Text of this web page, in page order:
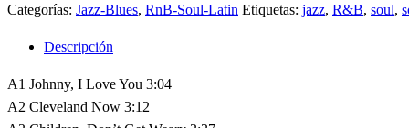
Categorías: Jazz-Blues, RnB-Soul-Latin Etiquetas: jazz, R&B, soul,
Descripción
A1 Johnny, I Love You 3:04
A2 Cleveland Now 3:12